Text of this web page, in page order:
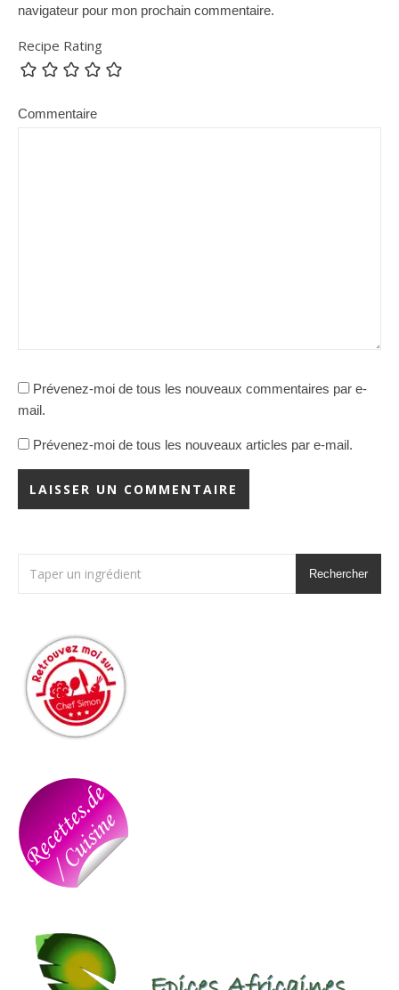
navigateur pour mon prochain commentaire.
Recipe Rating
Commentaire
Prévenez-moi de tous les nouveaux commentaires par e-
mail.
Prévenez-moi de tous les nouveaux articles par e-mail.
Rechercher